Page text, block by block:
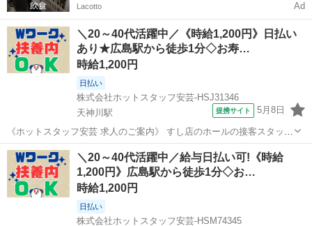
Lacotto Ad
＼20～40代活躍中／《時給1,200円》日払い
あり★広島駅から徒歩1分◇お寿…
時給1,200円
日払い
株式会社ホットスタッフ安芸-HSJ31346
天神川駅
提携サイト 5月8日
《ホットスタッフ安芸 求人のご案内》 すし店のホールの接客スタッフ
を 募集します♪ ＼ ぶっちゃけ、こんなお仕事。 /
━━━v━━━━━━━━━━━━━━ ・お客さまが来店されたら席
へご案内する ・オーダー(注文)を伺う...
広島 天神川駅 ファミレス
＼20～40代活躍中／給与日払い可!《時給
1,200円》広島駅から徒歩1分◇お…
時給1,200円
日払い
株式会社ホットスタッフ安芸-HSM74345